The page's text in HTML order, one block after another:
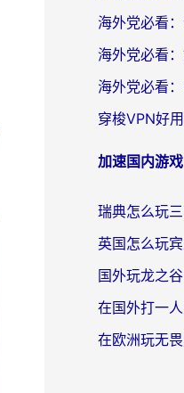
加速国内游戏